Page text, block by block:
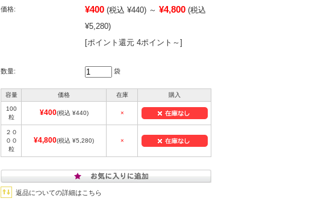
価格: ¥400 (税込 ¥440) ～ ¥4,800 (税込
¥5,280)
[ポイント還元 4ポイント～]
数量: 袋
容量 価格 在庫 購入
100
粒
¥400(税込 ¥440) ×
２０
００
粒
¥4,800(税込 ¥5,280) ×
返品についての詳細はこちら